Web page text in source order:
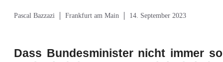
Pascal Bazzazi Frankfurt am Main 14. September 2023
Dass Bundesminister nicht immer